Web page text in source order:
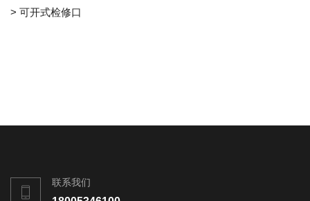
> 可开式检修口
联系我们